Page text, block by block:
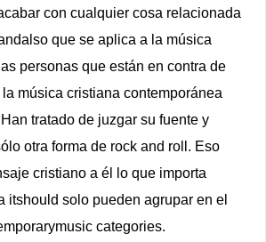
con cualquier cosa relacionada
que se aplica a la música
personas que están en contra de
música cristiana contemporánea
tratado de juzgar su fuente y
otra forma de rock and roll. Eso
cristiano a él lo que importa
itshould solo pueden agrupar en el
categories.